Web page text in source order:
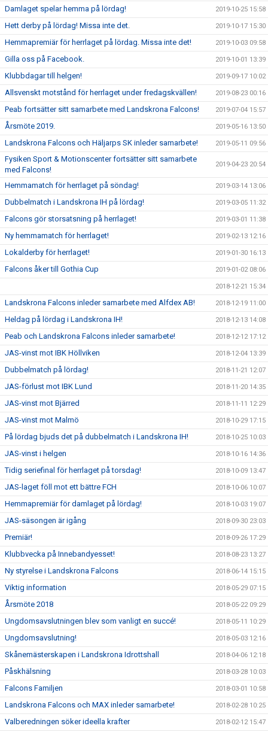
Damlaget spelar hemma på lördag! 2019-10-25 15:58
Hett derby på lördag! Missa inte det. 2019-10-17 15:30
Hemmapremiär för herrlaget på lördag. Missa inte det! 2019-10-03 09:58
Gilla oss på Facebook. 2019-10-01 13:39
Klubbdagar till helgen! 2019-09-17 10:02
Allsvenskt motstånd för herrlaget under fredagskvällen! 2019-08-23 00:16
Peab fortsätter sitt samarbete med Landskrona Falcons! 2019-07-04 15:57
Årsmöte 2019. 2019-05-16 13:50
Landskrona Falcons och Häljarps SK inleder samarbete! 2019-05-11 09:56
Fysiken Sport & Motionscenter fortsätter sitt samarbete
med Falcons!
2019-04-23 20:54
Hemmamatch för herrlaget på söndag! 2019-03-14 13:06
Dubbelmatch i Landskrona IH på lördag! 2019-03-05 11:32
Falcons gör storsatsning på herrlaget! 2019-03-01 11:38
Ny hemmamatch för herrlaget! 2019-02-13 12:16
Lokalderby för herrlaget! 2019-01-30 16:13
Falcons åker till Gothia Cup 2019-01-02 08:06
2018-12-21 15:34
Landskrona Falcons inleder samarbete med Alfdex AB! 2018-12-19 11:00
Heldag på lördag i Landskrona IH! 2018-12-13 14:08
Peab och Landskrona Falcons inleder samarbete! 2018-12-12 17:12
JAS-vinst mot IBK Höllviken 2018-12-04 13:39
Dubbelmatch på lördag! 2018-11-21 12:07
JAS-förlust mot IBK Lund 2018-11-20 14:35
JAS-vinst mot Bjärred 2018-11-11 12:29
JAS-vinst mot Malmö 2018-10-29 17:15
På lördag bjuds det på dubbelmatch i Landskrona IH! 2018-10-25 10:03
JAS-vinst i helgen 2018-10-16 14:36
Tidig seriefinal för herrlaget på torsdag! 2018-10-09 13:47
JAS-laget föll mot ett bättre FCH 2018-10-06 10:07
Hemmapremiär för damlaget på lördag! 2018-10-03 19:07
JAS-säsongen är igång 2018-09-30 23:03
Premiär! 2018-09-26 17:29
Klubbvecka på Innebandyesset! 2018-08-23 13:27
Ny styrelse i Landskrona Falcons 2018-06-14 15:15
Viktig information 2018-05-29 07:15
Årsmöte 2018 2018-05-22 09:29
Ungdomsavslutningen blev som vanligt en succé! 2018-05-11 10:29
Ungdomsavslutning! 2018-05-03 12:16
Skånemästerskapen i Landskrona Idrottshall 2018-04-06 12:18
Påskhälsning 2018-03-28 10:03
Falcons Familjen 2018-03-01 10:58
Landskrona Falcons och MAX inleder samarbete! 2018-02-28 10:25
Valberedningen söker ideella krafter 2018-02-12 15:47